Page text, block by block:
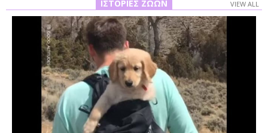
ΙΣΤΟΡΊΕΣ ΖΏΩΝ VIEW ALL